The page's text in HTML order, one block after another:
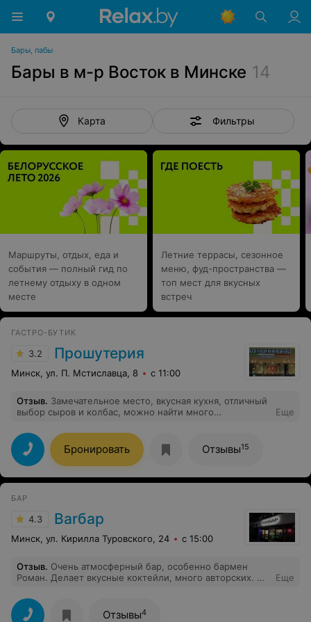
Бары, пабы
Бары в м-р Восток в Минске 14
Карта Фильтры
Маршруты, отдых, еда и
события — полный гид по
летнему отдыху в одном
месте
Летние террасы, сезонное
меню, фуд-пространства —
топ мест для вкусных
встреч
ГАСТРО-БУТИК
3.2 Прошутерия
Минск, ул. П. Мстиславца, 8 с 11:00
Отзыв. Замечательное место, вкусная кухня, отличный
выбор сыров и колбас, можно найти много
спасибо персоналу за прекрасное обслуживание!
Еще
Бронировать Отзывы15
БАР
4.3 Barбар
Минск, ул. Кирилла Туровского, 24 с 15:00
Отзыв. Очень атмосферный бар, особенно бармен
Роман. Делает вкусные коктейли, много авторских. И
Еще
Отзывы4